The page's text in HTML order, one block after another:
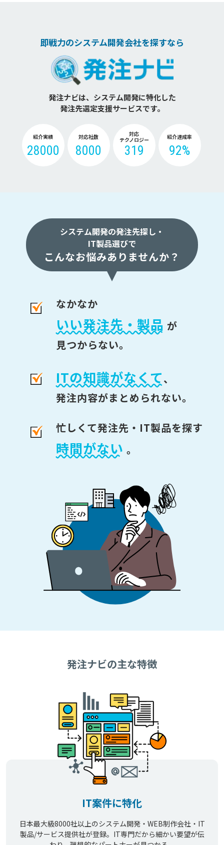
即戦力のシステム開発会社を探すなら
発注ナビは、システム開発に特化した
発注先選定支援サービスです。
紹介実績
28000
対応社数
8000
対応
テクノロジー
319
紹介達成率
92%
システム開発の発注先探し・
IT製品選びで
こんなお悩みありませんか？
なかなか
いい発注先・製品 が
見つからない。
ITの知識がなくて、
発注内容がまとめられない。
忙しくて発注先・IT製品を探す
時間がない 。
発注ナビの主な特徴
IT案件に特化
日本最大級8000社以上のシステム開発・WEB制作会社・IT
製品/サービス提供社が登録。IT専門だから細かい要望が伝